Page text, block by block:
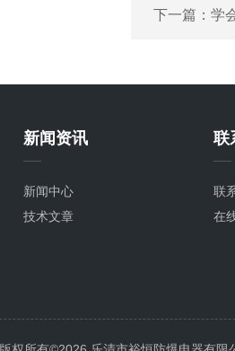
下一篇： 学
新闻资讯
新闻中心
技术文章
联
联
在